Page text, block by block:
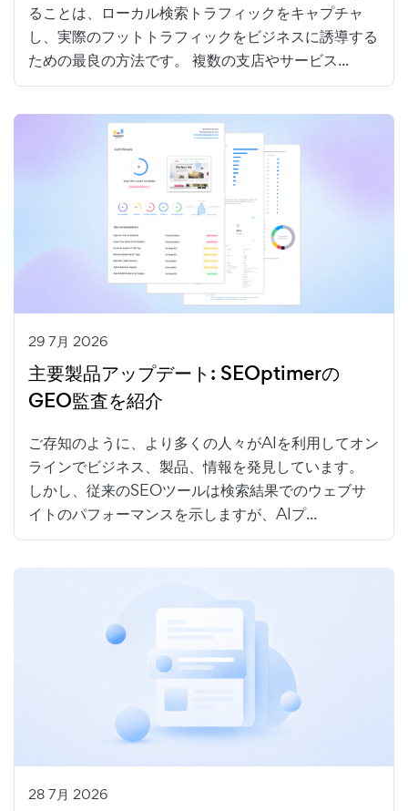
ることは、ローカル検索トラフィックをキャプチャ
し、実際のフットトラフィックをビジネスに誘導する
ための最良の方法です。 複数の支店やサービス...
29 7月 2026
主要製品アップデート: SEOptimerの
GEO監査を紹介
ご存知のように、より多くの人々がAIを利用してオン
ラインでビジネス、製品、情報を発見しています。
しかし、従来のSEOツールは検索結果でのウェブサ
イトのパフォーマンスを示しますが、AIプ...
28 7月 2026